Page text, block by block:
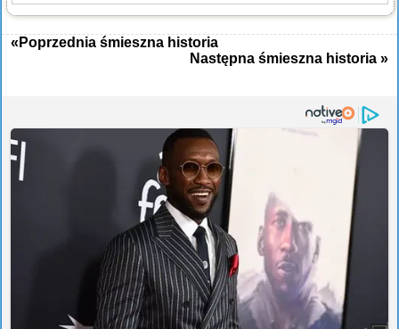
«Poprzednia śmieszna historia
Następna śmieszna historia »